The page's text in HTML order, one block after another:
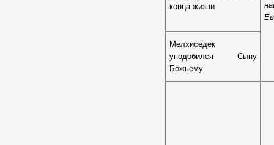
конца жизни
Мелхиседек
уподобился Сыну
Божьему